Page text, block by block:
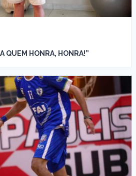
QUEM HONRA, HONRA!”